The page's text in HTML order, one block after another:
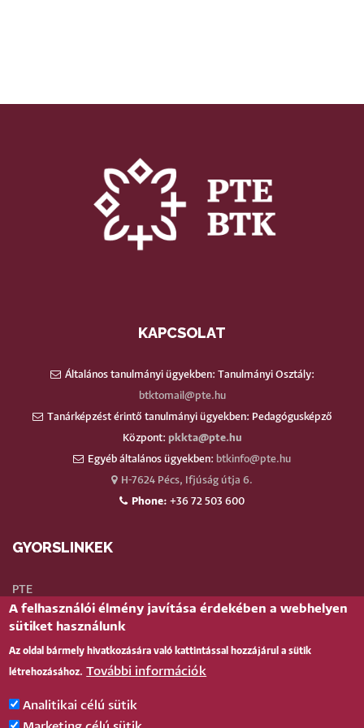
KAPCSOLAT
Általános tanulmányi ügyekben: Tanulmányi Osztály:
btktomail@pte.hu
Tanárképzést érintő tanulmányi ügyekben: Pedagógusképző
Központ: pkkta@pte.hu
Egyéb általános ügyekben: btkinfo@pte.hu
H-7624 Pécs, Ifjúság útja 6.
Phone: +36 72 503 600
GYORSLINKEK
PTE
Neptun
Webmail
Telefonkönyv
Teams
TÉR
(oktatói)
Bejelentkezés
A felhasználói élmény javítása érdekében a webhelyen
sütiket használunk
Az oldal bármely hivatkozására való kattintással hozzájárul a sütik
létrehozásához. További információk
Analitikai célú sütik